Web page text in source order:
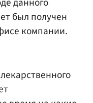
был получен
компании.